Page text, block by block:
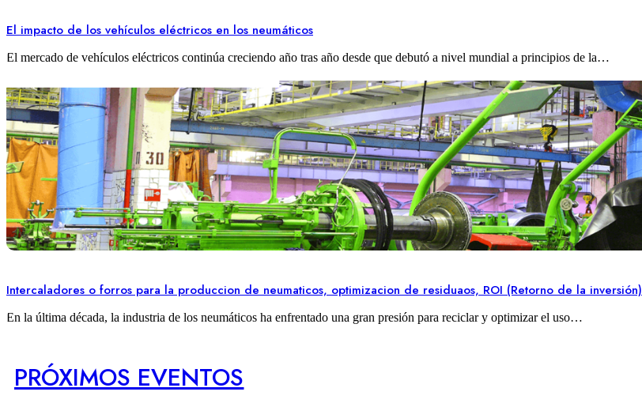
El impacto de los vehículos eléctricos en los neumáticos
El mercado de vehículos eléctricos continúa creciendo año tras año desde que debutó a nivel mundial a principios de la…
Intercaladores o forros para la produccion de neumaticos, optimizacion de residuaos, ROI (Retorno de la inversión)
En la última década, la industria de los neumáticos ha enfrentado una gran presión para reciclar y optimizar el uso…
PRÓXIMOS EVENTOS